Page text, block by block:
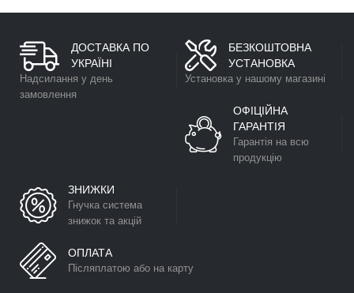
ДОСТАВКА ПО
УКРАЇНІ
Надсилання у день
замовлення
БЕЗКОШТОВНА
УСТАНОВКА
Установка у нашому магазині
ОФІЦІЙНА
ГАРАНТІЯ
Гарантія на всю
продукцію
ЗНИЖКИ
Гнучка система
знижок та акцій
ОПЛАТА
Післяплатою або на карту